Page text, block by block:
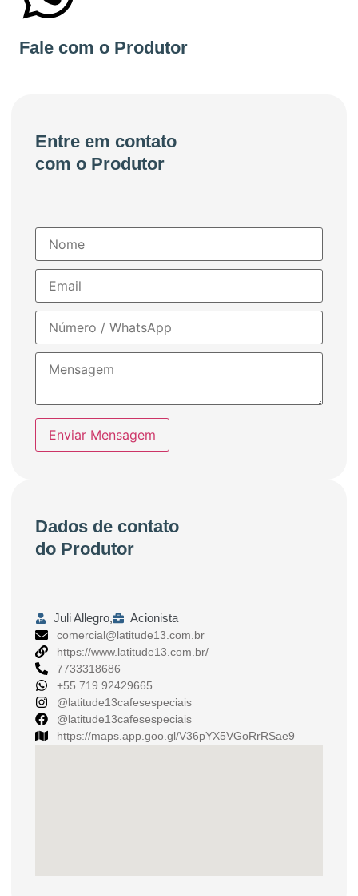
Fale com o Produtor
Entre em contato
com o Produtor
Enviar Mensagem
Dados de contato
do Produtor
Juli Allegro, Acionista
comercial@latitude13.com.br
https://www.latitude13.com.br/
7733318686
+55 719 92429665
@latitude13cafesespeciais
@latitude13cafesespeciais
https://maps.app.goo.gl/V36pYX5VGoRrRSae9